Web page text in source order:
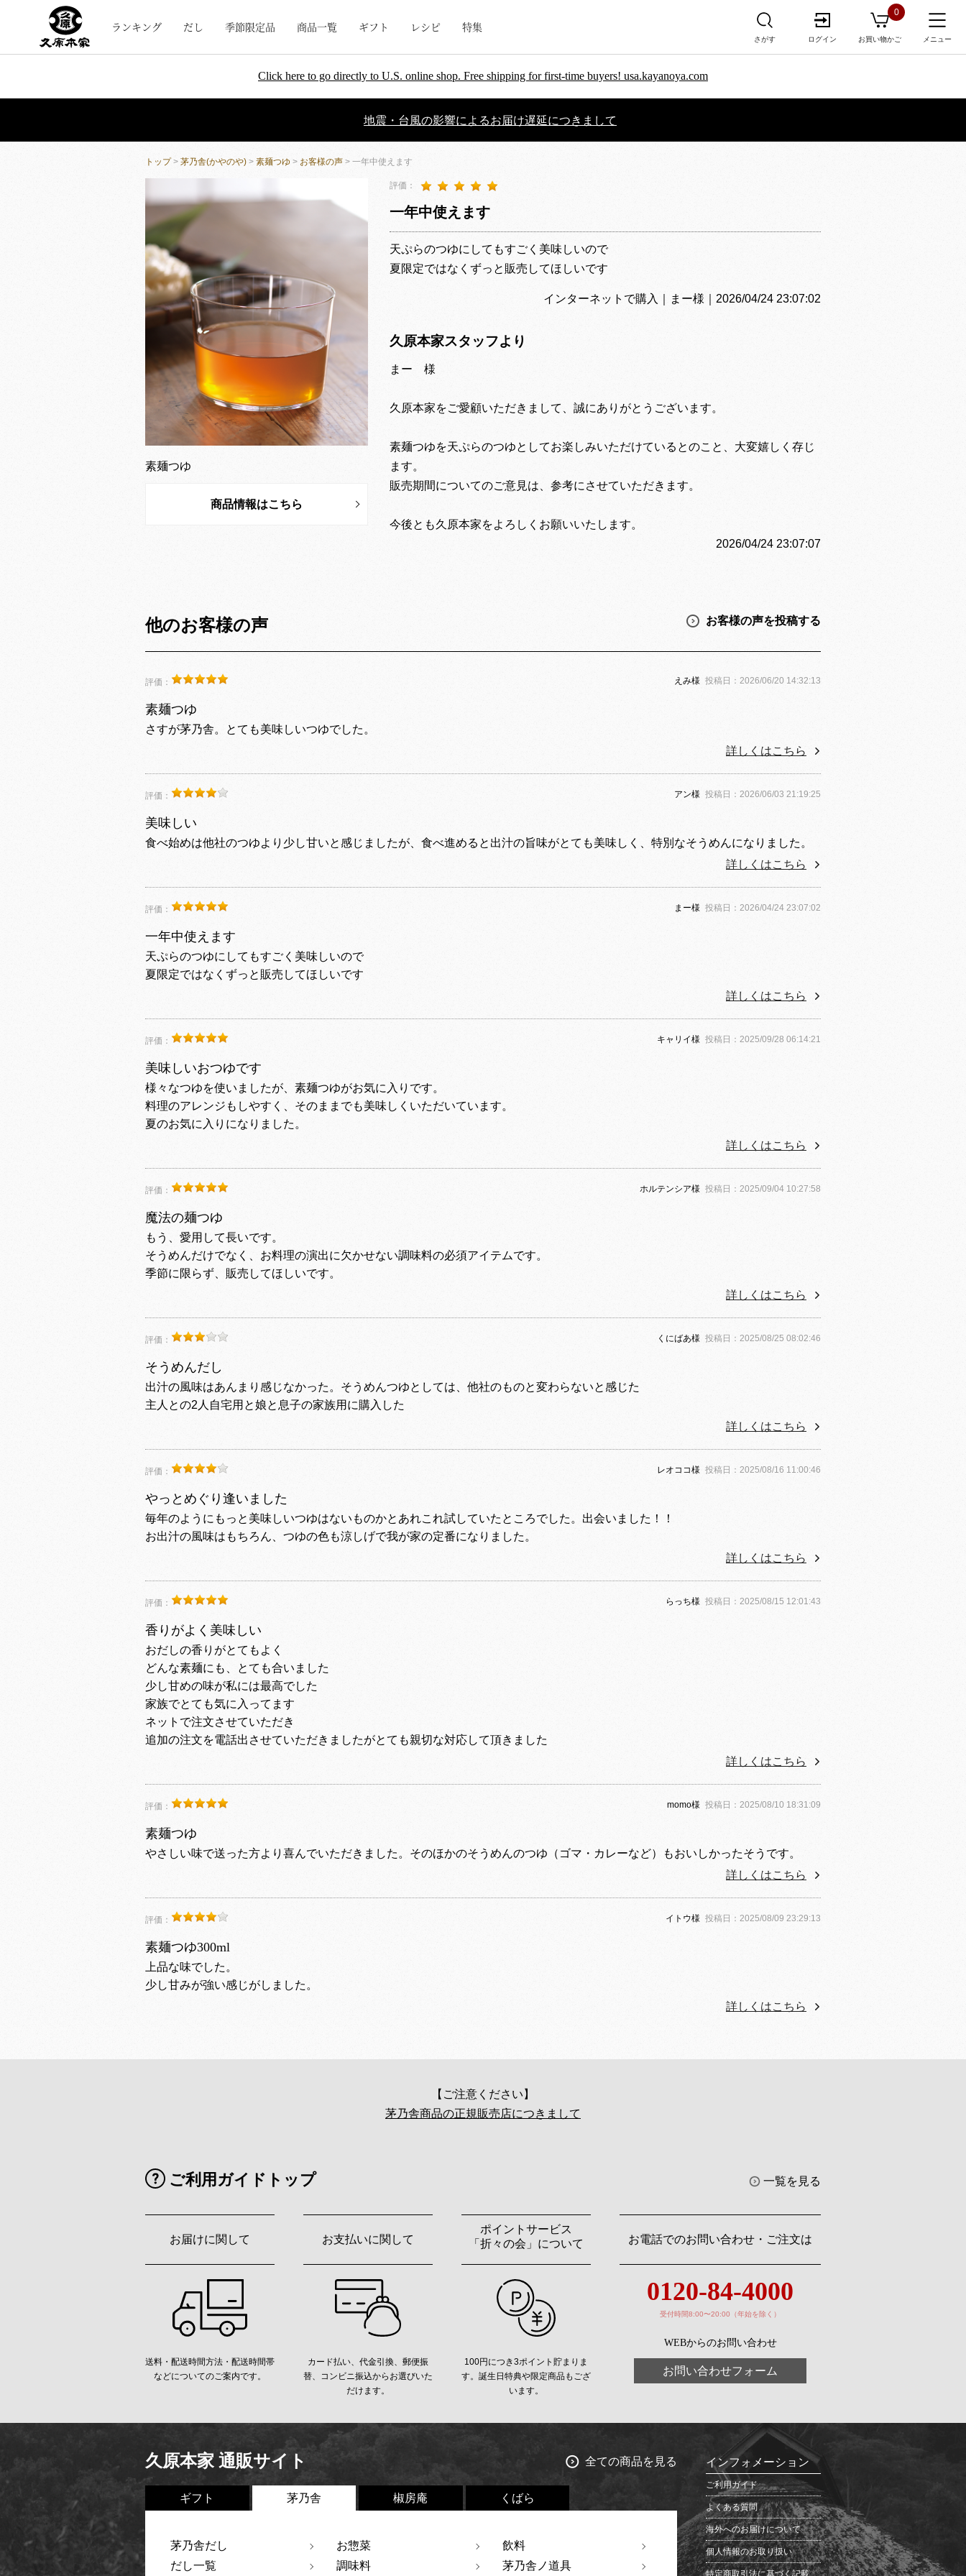
ランキング だし 季節限定品 商品一覧 ギフト レシピ 特集
さがす ログイン お買い物かご
0
メニュー
Click here to go directly to U.S. online shop. Free shipping for first-time buyers! usa.kayanoya.com
地震・台風の影響によるお届け遅延につきまして
トップ> 茅乃舎(かやのや) > 素麺つゆ > お客様の声 > 一年中使えます
素麺つゆ
商品情報はこちら
評価：
一年中使えます
天ぷらのつゆにしてもすごく美味しいので
夏限定ではなくずっと販売してほしいです
インターネットで購入｜まー様｜2026/04/24 23:07:02
久原本家スタッフより
まー 様
久原本家をご愛顧いただきまして、誠にありがとうございます。
素麺つゆを天ぷらのつゆとしてお楽しみいただけているとのこと、大変嬉しく存じ
ます。
販売期間についてのご意見は、参考にさせていただきます。
今後とも久原本家をよろしくお願いいたします。
2026/04/24 23:07:07
他のお客様の声 お客様の声を投稿する
評価： えみ様 投稿日：2026/06/20 14:32:13
素麺つゆ
さすが茅乃舎。とても美味しいつゆでした。
詳しくはこちら
評価： アン様 投稿日：2026/06/03 21:19:25
美味しい
食べ始めは他社のつゆより少し甘いと感じましたが、食べ進めると出汁の旨味がとても美味しく、特別なそうめんになりました。
詳しくはこちら
評価： まー様 投稿日：2026/04/24 23:07:02
一年中使えます
天ぷらのつゆにしてもすごく美味しいので
夏限定ではなくずっと販売してほしいです
詳しくはこちら
評価： キャリイ様 投稿日：2025/09/28 06:14:21
美味しいおつゆです
様々なつゆを使いましたが、素麺つゆがお気に入りです。
料理のアレンジもしやすく、そのままでも美味しくいただいています。
夏のお気に入りになりました。
詳しくはこちら
評価： ホルテンシア様 投稿日：2025/09/04 10:27:58
魔法の麺つゆ
もう、愛用して長いです。
そうめんだけでなく、お料理の演出に欠かせない調味料の必須アイテムです。
季節に限らず、販売してほしいです。
詳しくはこちら
評価： くにばあ様 投稿日：2025/08/25 08:02:46
そうめんだし
出汁の風味はあんまり感じなかった。そうめんつゆとしては、他社のものと変わらないと感じた
主人との2人自宅用と娘と息子の家族用に購入した
詳しくはこちら
評価： レオココ様 投稿日：2025/08/16 11:00:46
やっとめぐり逢いました
毎年のようにもっと美味しいつゆはないものかとあれこれ試していたところでした。出会いました！！
お出汁の風味はもちろん、つゆの色も涼しげで我が家の定番になりました。
詳しくはこちら
評価： らっち様 投稿日：2025/08/15 12:01:43
香りがよく美味しい
おだしの香りがとてもよく
どんな素麺にも、とても合いました
少し甘めの味が私には最高でした
家族でとても気に入ってます
ネットで注文させていただき
追加の注文を電話出させていただきましたがとても親切な対応して頂きました
詳しくはこちら
評価： momo様 投稿日：2025/08/10 18:31:09
素麺つゆ
やさしい味で送った方より喜んでいただきました。そのほかのそうめんのつゆ（ゴマ・カレーなど）もおいしかったそうです。
詳しくはこちら
評価： イトウ様 投稿日：2025/08/09 23:29:13
素麺つゆ300ml
上品な味でした。
少し甘みが強い感じがしました。
詳しくはこちら
【ご注意ください】
茅乃舎商品の正規販売店につきまして
ご利用ガイドトップ 一覧を見る
お届けに関して
送料・配送時間方法・配送時間帯
などについてのご案内です。
お支払いに関して
カード払い、代金引換、郵便振
替、コンビニ振込からお選びいた
だけます。
ポイントサービス
「折々の会」について
100円につき3ポイント貯まりま
す。誕生日特典や限定商品もござ
います。
お電話でのお問い合わせ・ご注文は
0120-84-4000
受付時間8:00〜20:00（年始を除く）
WEBからのお問い合わせ
お問い合わせフォーム
久原本家 通販サイト 全ての商品を見る
ギフト 茅乃舎 椒房庵 くばら
茅乃舎だし
だし一覧
お惣菜
調味料
飲料
茅乃舎ノ道具
インフォメーション
ご利用ガイド
よくある質問
海外へのお届けについて
個人情報のお取り扱い
特定商取引法に基づく記載